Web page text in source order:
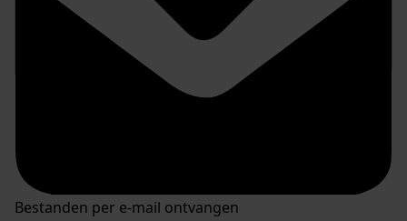
Bestanden per e-mail ontvangen